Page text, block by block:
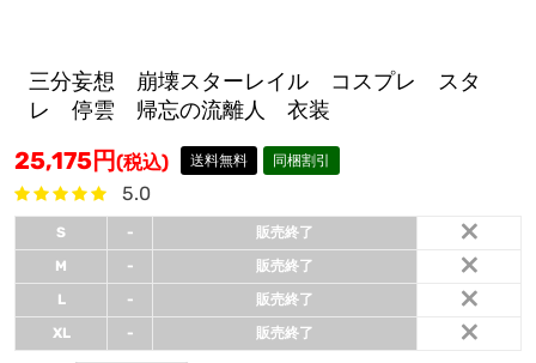
三分妄想 崩壊スターレイル コスプレ スタ
レ 停雲 帰忘の流離人 衣装
25,175円(税込) 送料無料 同梱割引
5.0
S - 販売終了 ×
M - 販売終了 ×
L - 販売終了 ×
XL - 販売終了 ×